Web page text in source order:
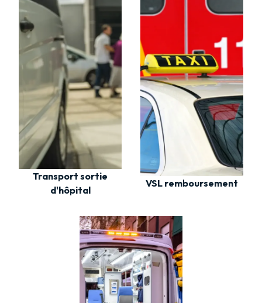
Transport sortie
d'hôpital
VSL remboursement